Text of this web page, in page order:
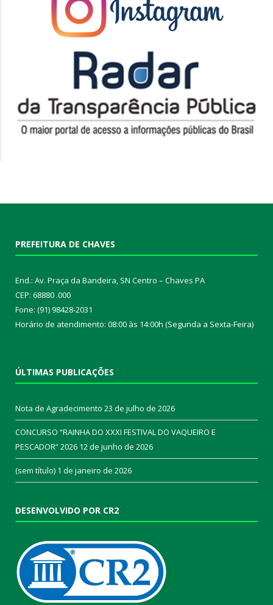
PREFEITURA DE CHAVES
End.: Av. Praça da Bandeira, SN Centro – Chaves PA
CEP: 68880 .000
Fone: (91) 98428-2031
Horário de atendimento: 08:00 às 14:00h (Segunda a Sexta-Feira)
ÚLTIMAS PUBLICAÇÕES
Nota de Agradecimento 23 de julho de 2026
CONCURSO “RAINHA DO XXXI FESTIVAL DO VAQUEIRO E
PESCADOR” 2026 12 de junho de 2026
(sem título) 1 de janeiro de 2026
DESENVOLVIDO POR CR2